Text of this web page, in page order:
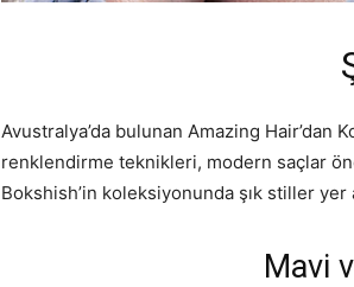
Avustralya’da bulunan Amazing Hair’dan
renklendirme teknikleri, modern saçlar
Bokshish’in koleksiyonunda şık stiller yer
Mavi